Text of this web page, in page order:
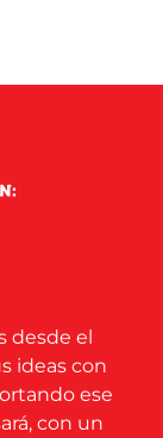
desde el
ideas con
ese
con un